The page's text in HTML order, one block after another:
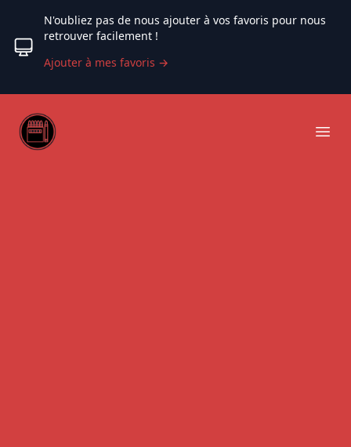
N'oubliez pas de nous ajouter à vos favoris pour nous
retrouver facilement !
Ajouter à mes favoris →
Web coloriage